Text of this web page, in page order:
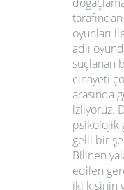
oyunları
adlı
suçlanan
cinayeti
arasında
izliyoruz.
psikolojik
gelli bir
Bilinen
edilen
iki kişinin